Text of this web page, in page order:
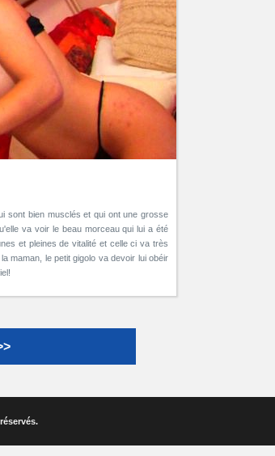
sont bien musclés et qui ont une grosse
va voir le beau morceau qui lui a été
et pleines de vitalité et celle ci va très
maman, le petit gigolo va devoir lui obéir